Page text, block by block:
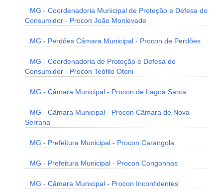
MG - Coordenadoria Municipal de Proteção e Defesa do
Consumidor - Procon João Monlevade
MG - Perdões Câmara Municipal - Procon de Perdões
MG - Coordenadoria de Proteção e Defesa do
Consumidor - Procon Teófilo Otoni
MG - Câmara Municipal - Procon de Lagoa Santa
MG - Câmara Municipal - Procon Câmara de Nova
Serrana
MG - Prefeitura Municipal - Procon Carangola
MG - Prefeitura Municipal - Procon Congonhas
MG - Câmara Municipal - Procon Inconfidentes